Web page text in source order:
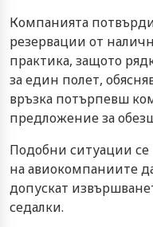
Компанията
резервации от
практика, защото
за един полет,
връзка потърпевш
предложение за
Подобни ситуации се
на авиокомпаниите
допускат
седалки.